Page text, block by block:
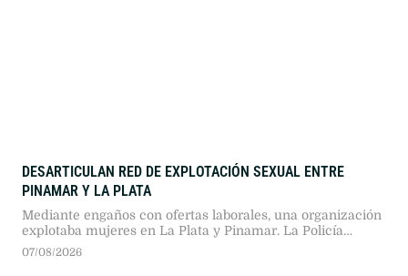
DESARTICULAN RED DE EXPLOTACIÓN SEXUAL ENTRE
PINAMAR Y LA PLATA
Mediante engaños con ofertas laborales, una organización
explotaba mujeres en La Plata y Pinamar. La Policía
aprehendió a cuatro personas, incautó efectivo y
07/08/2026